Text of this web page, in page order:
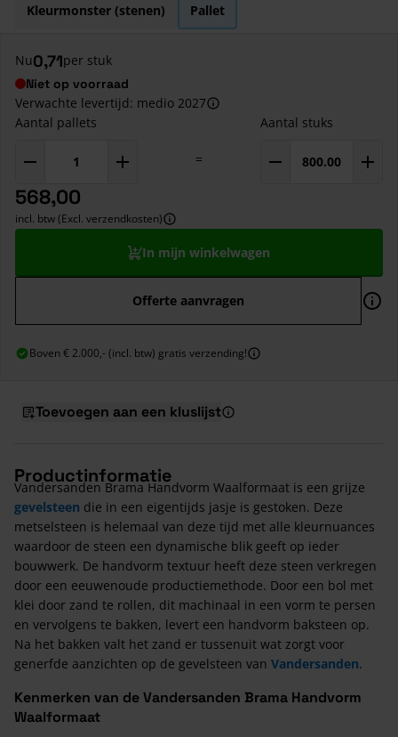
Kleurmonster (stenen) Pallet
Nu0,71per stuk
Niet op voorraad
Verwachte levertijd: medio 2027
Aantal pallets
=
Aantal stuks
568,00
incl. btw (Excl. verzendkosten)
In mijn winkelwagen
Offerte aanvragen
Boven € 2.000,- (incl. btw) gratis verzending!
Toevoegen aan een kluslijst
Productinformatie
Vandersanden Brama Handvorm Waalformaat is een grijze
gevelsteen die in een eigentijds jasje is gestoken. Deze
metselsteen is helemaal van deze tijd met alle kleurnuances
waardoor de steen een dynamische blik geeft op ieder
bouwwerk. De handvorm textuur heeft deze steen verkregen
door een eeuwenoude productiemethode. Door een bol met
klei door zand te rollen, dit machinaal in een vorm te persen
en vervolgens te bakken, levert een handvorm baksteen op.
Na het bakken valt het zand er tussenuit wat zorgt voor
generfde aanzichten op de gevelsteen van Vandersanden.
Kenmerken van de Vandersanden Brama Handvorm
Waalformaat